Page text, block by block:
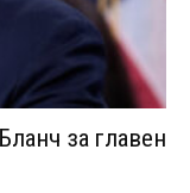
за главен